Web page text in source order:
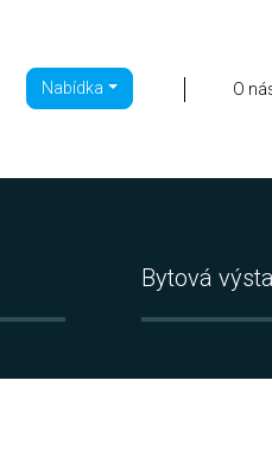
Nabídka O
Bytová